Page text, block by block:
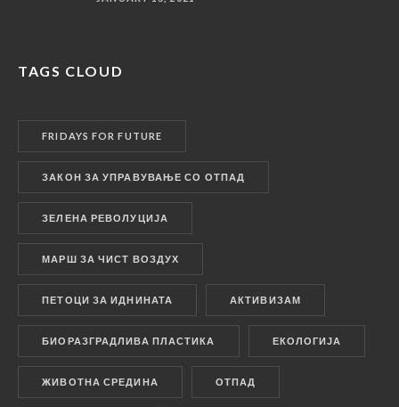
TAGS CLOUD
FRIDAYS FOR FUTURE
ЗАКОН ЗА УПРАВУВАЊЕ СО ОТПАД
ЗЕЛЕНА РЕВОЛУЦИЈА
МАРШ ЗА ЧИСТ ВОЗДУХ
ПЕТОЦИ ЗА ИДНИНАТА АКТИВИЗАМ
БИОРАЗГРАДЛИВА ПЛАСТИКА ЕКОЛОГИЈА
ЖИВОТНА СРЕДИНА ОТПАД